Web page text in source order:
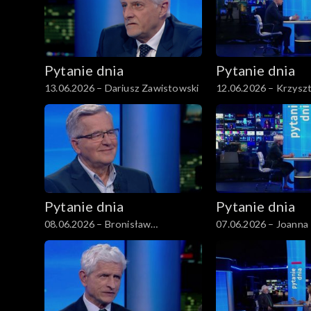
Pytanie dnia
13.06.2026 – Dariusz Zawistowski
Pytanie dnia
12.06.2026 –
Gawkowski
Pytanie dnia
08.06.2026 – Bronisław
Komorowski
Pytanie dnia
07.06.2026 –